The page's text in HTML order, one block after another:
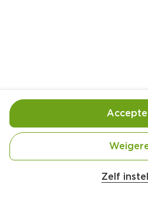
Ingrediënten
Zelf